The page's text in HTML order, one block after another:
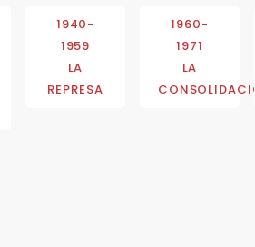
1940-
1959
LA
REPRESA
1960-
1971
LA
CONSOLIDACIÓ